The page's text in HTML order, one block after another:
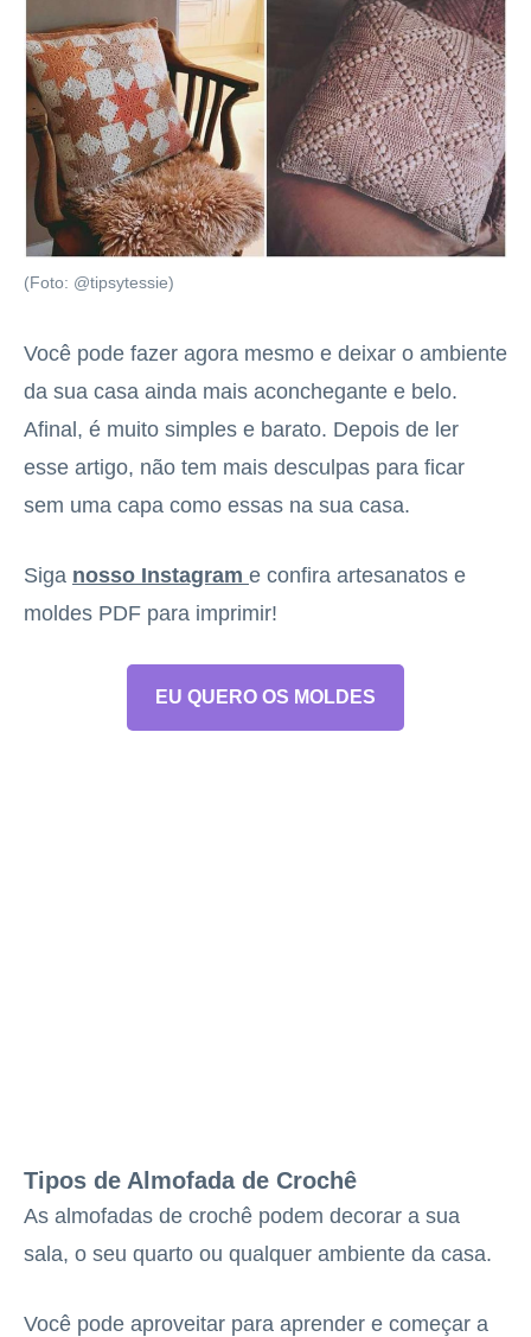
(Foto: @tipsytessie)
Você pode fazer agora mesmo e deixar o ambiente
da sua casa ainda mais aconchegante e belo.
Afinal, é muito simples e barato. Depois de ler
esse artigo, não tem mais desculpas para ficar
sem uma capa como essas na sua casa.
Siga nosso Instagram e confira artesanatos e
moldes PDF para imprimir!
EU QUERO OS MOLDES
Tipos de Almofada de Crochê
As almofadas de crochê podem decorar a sua
sala, o seu quarto ou qualquer ambiente da casa.
Você pode aproveitar para aprender e começar a